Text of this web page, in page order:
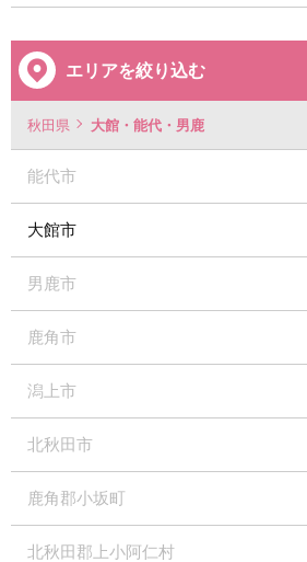
エリアを絞り込む
秋田県 大館・能代・男鹿
能代市
大館市
男鹿市
鹿角市
潟上市
北秋田市
鹿角郡小坂町
北秋田郡上小阿仁村